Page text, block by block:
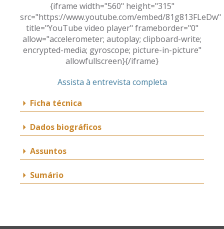
{iframe width="560" height="315"
src="https://www.youtube.com/embed/81g813FLeDw"
title="YouTube video player" frameborder="0"
allow="accelerometer; autoplay; clipboard-write;
encrypted-media; gyroscope; picture-in-picture"
allowfullscreen}{/iframe}
Assista à entrevista completa
Ficha técnica
Dados biográficos
Assuntos
Sumário